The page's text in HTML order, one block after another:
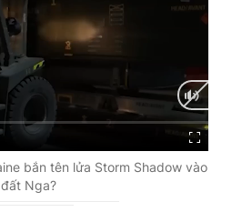
bắn tên lửa Storm Shadow vào
đất Nga?